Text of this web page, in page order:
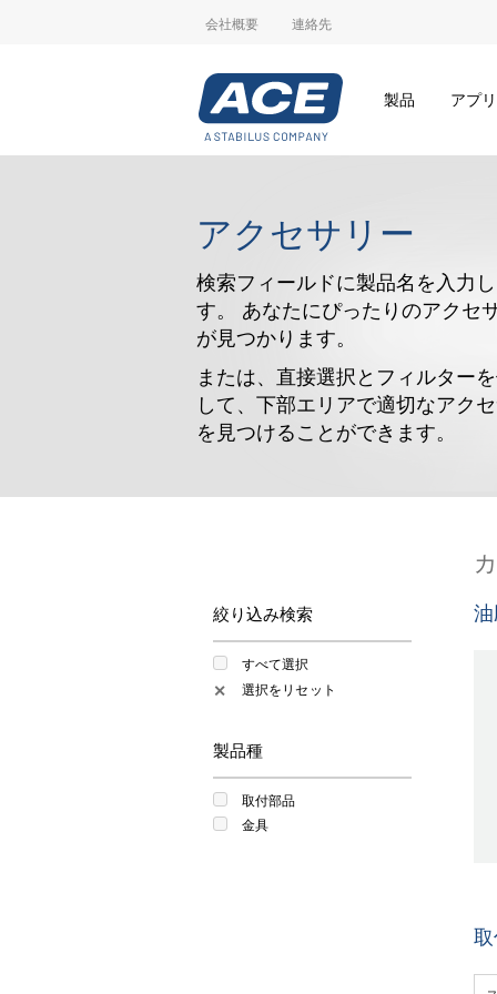
会社概要 連絡先
製品 アプ
アクセサリー
検索フィールドに製品名を入力
す。 あなたにぴったりのアクセ
が見つかります。
または、直接選択とフィルター
して、下部エリアで適切なアク
を見つけることができます。
絞り込み検索
すべて選択
✕ 選択をリセット
製品種
取付部品
金具